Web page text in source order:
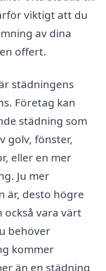
viktigt att du
av dina
offert.
städningens
Företag kan
städning som
golv, fönster,
eller en mer
Ju mer
är, desto högre
också vara värt
behöver
kommer
än en städning